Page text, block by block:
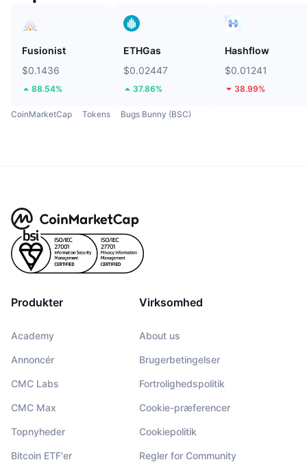
Fusionist
$0.1436
88.54%
ETHGas
$0.02447
37.86%
Hashflow
$0.01241
38.99%
CoinMarketCap Tokens Bugs Bunny (BSC)
Produkter
Academy
Annoncér
CMC Labs
CMC Max
Topnyheder
Bitcoin ETF'er
Virksomhed
About us
Brugerbetingelser
Fortrolighedspolitik
Cookie-præferencer
Cookiepolitik
Regler for Community